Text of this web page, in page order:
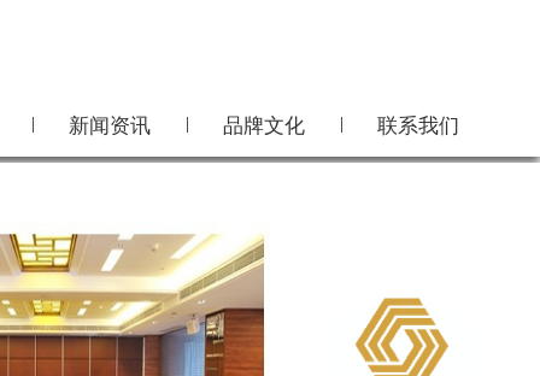
| 新闻资讯 | 品牌文化 | 联系我们